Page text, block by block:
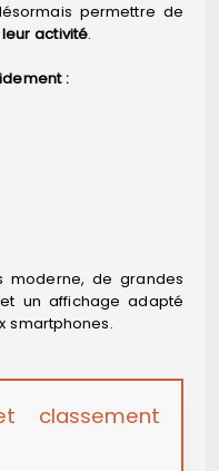
permettre de
activité.
:
moderne, de grandes
un affichage adapté
smartphones.
classement